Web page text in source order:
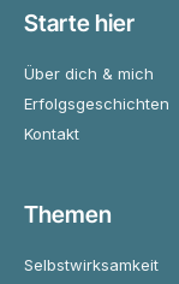
Starte hier
Über dich & mich
Erfolgsgeschichten
Kontakt
Themen
Selbstwirksamkeit